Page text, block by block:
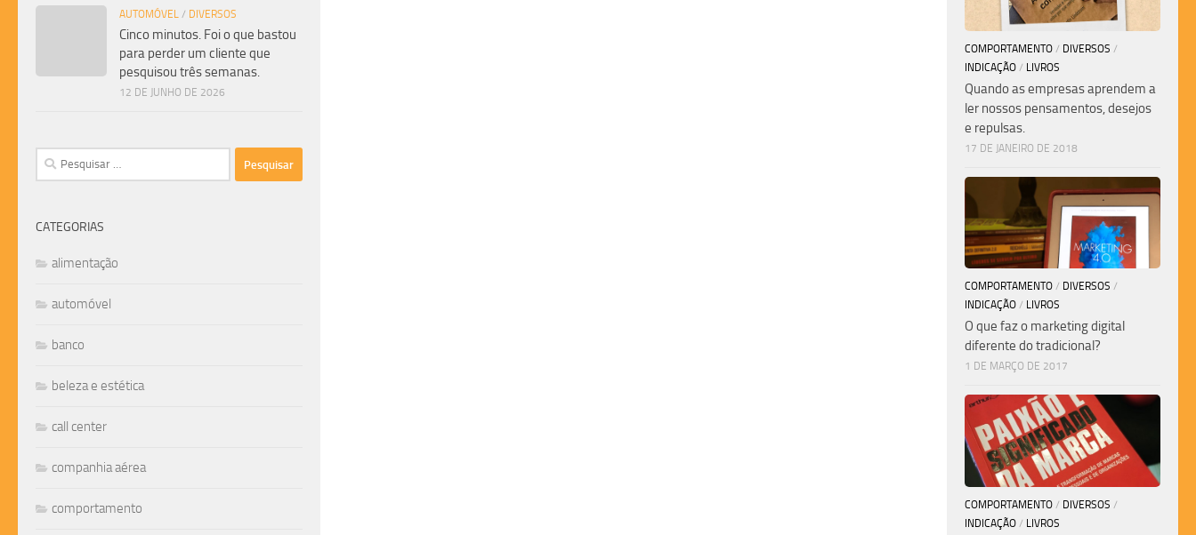
AUTOMÓVEL / DIVERSOS
Cinco minutos. Foi o que bastou
para perder um cliente que
pesquisou três semanas.
12 DE JUNHO DE 2026
Pesquisar
por:
CATEGORIAS
alimentação
automóvel
banco
beleza e estética
call center
companhia aérea
comportamento
COMPORTAMENTO / DIVERSOS /
INDICAÇÃO / LIVROS
Quando as empresas aprendem a
ler nossos pensamentos, desejos
e repulsas.
17 DE JANEIRO DE 2018
COMPORTAMENTO / DIVERSOS /
INDICAÇÃO / LIVROS
O que faz o marketing digital
diferente do tradicional?
1 DE MARÇO DE 2017
COMPORTAMENTO / DIVERSOS /
INDICAÇÃO / LIVROS